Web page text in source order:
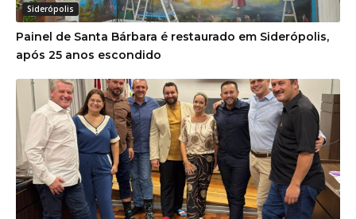
Siderópolis
Painel de Santa Bárbara é restaurado em Siderópolis,
após 25 anos escondido